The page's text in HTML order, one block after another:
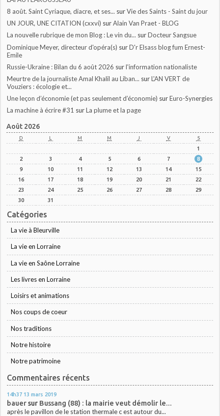
8 août. Saint Cyriaque, diacre, et ses... surVie des Saints - Saint du jour
UN JOUR, UNE CITATION (cxxvi) surAlain Van Praet - BLOG
La nouvelle rubrique de mon Blog : Le vin du... surDocteur Sangsue
Dominique Meyer, directeur d'opéra(s) surD'r Elsass blog fum Ernest-
Emile
Russie-Ukraine : Bilan du 6 août 2026 surl'information nationaliste
Meurtre de la journaliste Amal Khalil au Liban... surL'AN VERT de
Vouziers : écologie et...
Une leçon d’économie (et pas seulement d’économie) surEuro-Synergies
La machine à écrire #31 surLa plume et la page
Août 2026
D L M M J V S
1
2
3 4 5 6 7
8
9
10 11 12 13 14
15
16
17 18 19 20 21
22
23
24 25 26 27 28
29
30
31
Catégories
La vie à Bleurville
La vie en Lorraine
La vie en Saône Lorraine
Les livres en Lorraine
Loisirs et animations
Nos coups de coeur
Nos traditions
Notre histoire
Notre patrimoine
Commentaires récents
14h37 13 mars 2019
bauersur Bussang (88) : la mairie veut démolir le...
après le pavillon de le station thermale c est autour du...